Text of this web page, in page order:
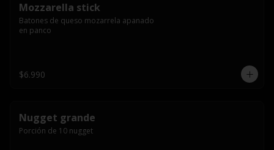
Mozzarella stick
Batones de queso mozarrela apanado
en panco
$6.990
Nugget grande
Porción de 10 nugget